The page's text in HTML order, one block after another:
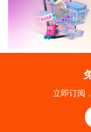
立即订阅